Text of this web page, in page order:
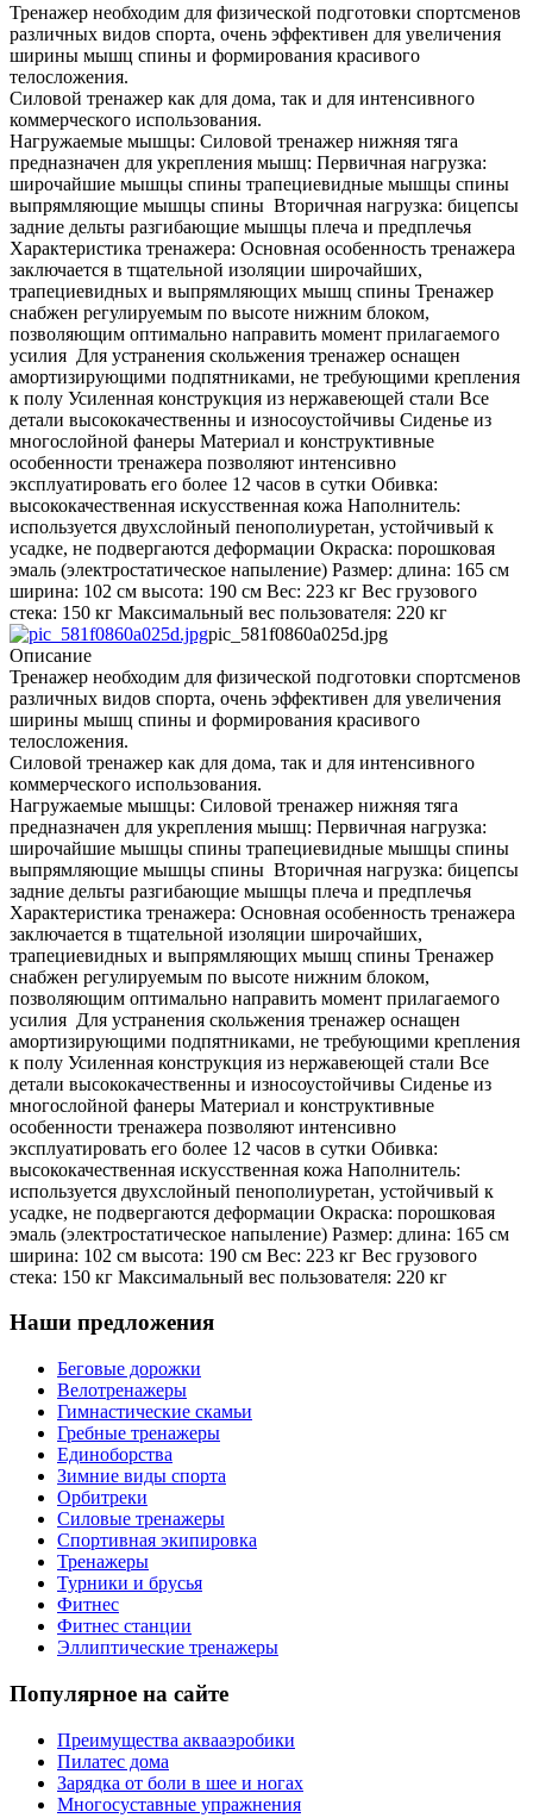
Тренажер необходим для физической подготовки спортсменов
различных видов спорта, очень эффективен для увеличения
ширины мышц спины и формирования красивого
телосложения.
Силовой тренажер как для дома, так и для интенсивного
коммерческого использования.
Нагружаемые мышцы: Силовой тренажер нижняя тяга
предназначен для укрепления мышц: Первичная нагрузка:
широчайшие мышцы спины трапециевидные мышцы спины
выпрямляющие мышцы спины Вторичная нагрузка: бицепсы
задние дельты разгибающие мышцы плеча и предплечья
Характеристика тренажера: Основная особенность тренажера
заключается в тщательной изоляции широчайших,
трапециевидных и выпрямляющих мышц спины Тренажер
снабжен регулируемым по высоте нижним блоком,
позволяющим оптимально направить момент прилагаемого
усилия Для устранения скольжения тренажер оснащен
амортизирующими подпятниками, не требующими крепления
к полу Усиленная конструкция из нержавеющей стали Все
детали высококачественны и износоустойчивы Сиденье из
многослойной фанеры Материал и конструктивные
особенности тренажера позволяют интенсивно
эксплуатировать его более 12 часов в сутки Обивка:
высококачественная искусственная кожа Наполнитель:
используется двухслойный пенополиуретан, устойчивый к
усадке, не подвергаются деформации Окраска: порошковая
эмаль (электростатическое напыление) Размер: длина: 165 см
ширина: 102 см высота: 190 см Вес: 223 кг Вес грузового
стека: 150 кг Максимальный вес пользователя: 220 кг
pic_581f0860a025d.jpg
Описание
Тренажер необходим для физической подготовки спортсменов
различных видов спорта, очень эффективен для увеличения
ширины мышц спины и формирования красивого
телосложения.
Силовой тренажер как для дома, так и для интенсивного
коммерческого использования.
Нагружаемые мышцы: Силовой тренажер нижняя тяга
предназначен для укрепления мышц: Первичная нагрузка:
широчайшие мышцы спины трапециевидные мышцы спины
выпрямляющие мышцы спины Вторичная нагрузка: бицепсы
задние дельты разгибающие мышцы плеча и предплечья
Характеристика тренажера: Основная особенность тренажера
заключается в тщательной изоляции широчайших,
трапециевидных и выпрямляющих мышц спины Тренажер
снабжен регулируемым по высоте нижним блоком,
позволяющим оптимально направить момент прилагаемого
усилия Для устранения скольжения тренажер оснащен
амортизирующими подпятниками, не требующими крепления
к полу Усиленная конструкция из нержавеющей стали Все
детали высококачественны и износоустойчивы Сиденье из
многослойной фанеры Материал и конструктивные
особенности тренажера позволяют интенсивно
эксплуатировать его более 12 часов в сутки Обивка:
высококачественная искусственная кожа Наполнитель:
используется двухслойный пенополиуретан, устойчивый к
усадке, не подвергаются деформации Окраска: порошковая
эмаль (электростатическое напыление) Размер: длина: 165 см
ширина: 102 см высота: 190 см Вес: 223 кг Вес грузового
стека: 150 кг Максимальный вес пользователя: 220 кг
Наши предложения
Беговые дорожки
Велотренажеры
Гимнастические скамьи
Гребные тренажеры
Единоборства
Зимние виды спорта
Орбитреки
Силовые тренажеры
Спортивная экипировка
Тренажеры
Турники и брусья
Фитнес
Фитнес станции
Эллиптические тренажеры
Популярное на сайте
Преимущества аквааэробики
Пилатес дома
Зарядка от боли в шее и ногах
Многосуставные упражнения